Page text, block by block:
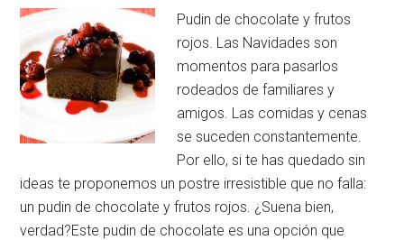
Pudin de chocolate y frutos
rojos. Las Navidades son
momentos para pasarlos
rodeados de familiares y
amigos. Las comidas y cenas
se suceden constantemente.
Por ello, si te has quedado sin
ideas te proponemos un postre irresistible que no falla:
un pudin de chocolate y frutos rojos. ¿Suena bien,
verdad?Este pudin de chocolate es una opción que